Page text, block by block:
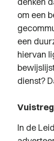
om een
een
hiervan
dienst?
In de